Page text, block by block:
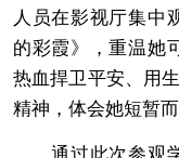
人员在影视厅集中
的彩霞》，重温她
热血捍卫平安、用
精神，体会她短暂
通过此次参观学